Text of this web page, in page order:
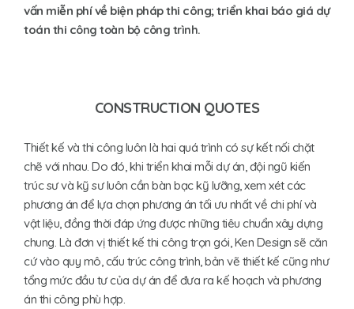
vấn miễn phí về biện pháp thi công; triển khai báo giá dự
toán thi công toàn bộ công trình.
CONSTRUCTION QUOTES
Thiết kế và thi công luôn là hai quá trình có sự kết nối chặt
chẽ với nhau. Do đó, khi triển khai mỗi dự án, đội ngũ kiến
trúc sư và kỹ sư luôn cần bàn bạc kỹ lưỡng, xem xét các
phương án để lựa chọn phương án tối ưu nhất về chi phí và
vật liệu, đồng thời đáp ứng được những tiêu chuẩn xây dựng
chung. Là đơn vị thiết kế thi công trọn gói, Ken Design sẽ căn
cứ vào quy mô, cấu trúc công trình, bản vẽ thiết kế cũng như
tổng mức đầu tư của dự án để đưa ra kế hoạch và phương
án thi công phù hợp.